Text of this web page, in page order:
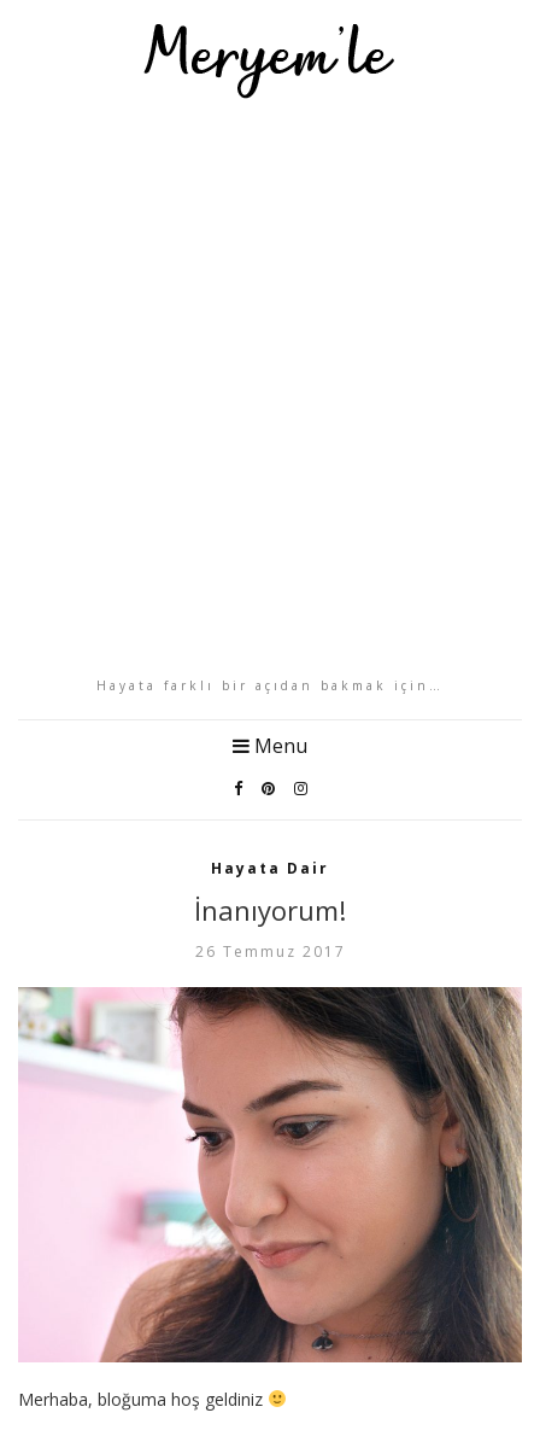
Hayata farklı bir açıdan bakmak için…
Menu
Hayata Dair
İnanıyorum!
26 Temmuz 2017
Merhaba, bloğuma hoş geldiniz